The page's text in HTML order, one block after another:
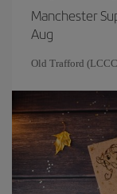
Manchester
Aug
Old Trafford